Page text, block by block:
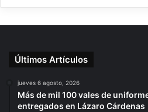
Últimos Artículos
jueves 6 agosto, 2026
Más de mil 100 vales de
entregados en Lázaro Cárdenas